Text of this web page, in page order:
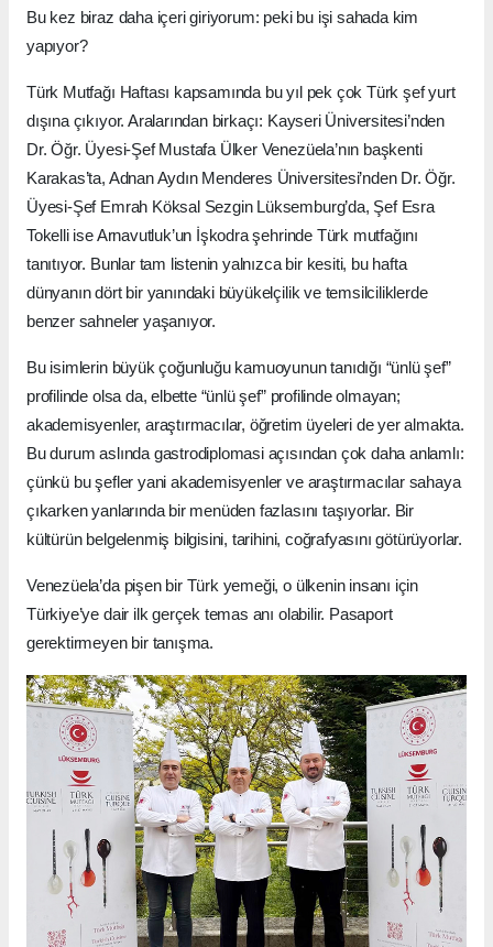
Bu kez biraz daha içeri giriyorum: peki bu işi sahada kim
yapıyor?
Türk Mutfağı Haftası kapsamında bu yıl pek çok Türk şef yurt
dışına çıkıyor. Aralarından birkaçı: Kayseri Üniversitesi’nden
Dr. Öğr. Üyesi-Şef Mustafa Ülker Venezüela’nın başkenti
Karakas’ta, Adnan Aydın Menderes Üniversitesi’nden Dr. Öğr.
Üyesi-Şef Emrah Köksal Sezgin Lüksemburg’da, Şef Esra
Tokelli ise Arnavutluk’un İşkodra şehrinde Türk mutfağını
tanıtıyor. Bunlar tam listenin yalnızca bir kesiti, bu hafta
dünyanın dört bir yanındaki büyükelçilik ve temsilciliklerde
benzer sahneler yaşanıyor.
Bu isimlerin büyük çoğunluğu kamuoyunun tanıdığı “ünlü şef”
profilinde olsa da, elbette “ünlü şef” profilinde olmayan;
akademisyenler, araştırmacılar, öğretim üyeleri de yer almakta.
Bu durum aslında gastrodiplomasi açısından çok daha anlamlı:
çünkü bu şefler yani akademisyenler ve araştırmacılar sahaya
çıkarken yanlarında bir menüden fazlasını taşıyorlar. Bir
kültürün belgelenmiş bilgisini, tarihini, coğrafyasını götürüyorlar.
Venezüela’da pişen bir Türk yemeği, o ülkenin insanı için
Türkiye’ye dair ilk gerçek temas anı olabilir. Pasaport
gerektirmeyen bir tanışma.